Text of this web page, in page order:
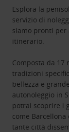
Esplora la
servizio di
siamo pronti
itinerario.
Composta da 17
tradizioni
bellezza e
autonoleggio in
potrai scoprire i
come
tante città